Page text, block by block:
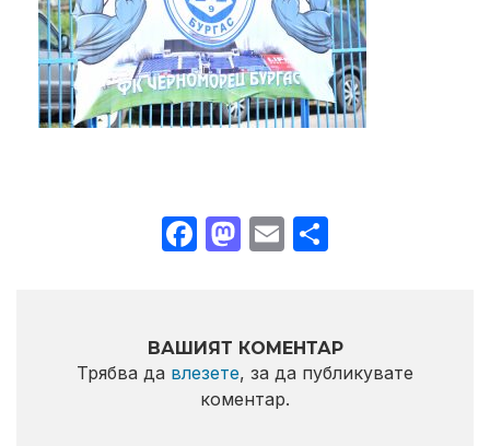
Facebook
Mastodon
Email
ВАШИЯТ КОМЕНТАР
Трябва да влезете, за да публикувате
коментар.